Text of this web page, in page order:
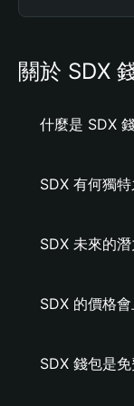
關於 SDX
什麼是 SDX
SDX 有何獨特
SDX 未來的潛
SDX 的價格會
SDX 錢包是免